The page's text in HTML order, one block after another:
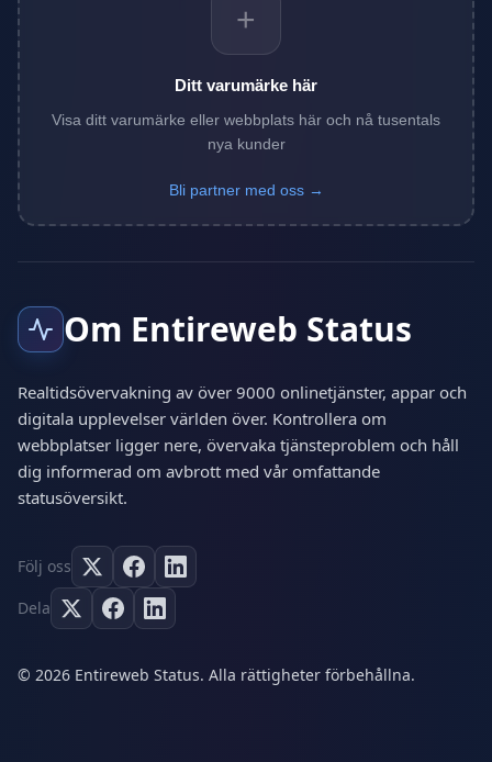
+
Ditt varumärke här
Visa ditt varumärke eller webbplats här och nå tusentals
nya kunder
Bli partner med oss →
Om Entireweb Status
Realtidsövervakning av över 9000 onlinetjänster, appar och
digitala upplevelser världen över. Kontrollera om
webbplatser ligger nere, övervaka tjänsteproblem och håll
dig informerad om avbrott med vår omfattande
statusöversikt.
Följ oss
Dela
© 2026 Entireweb Status. Alla rättigheter förbehållna.